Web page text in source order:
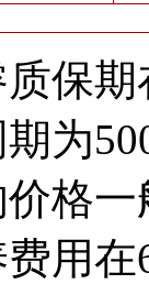
保
为
格
用